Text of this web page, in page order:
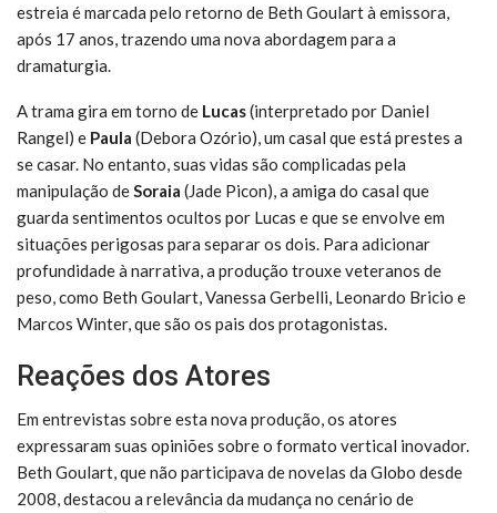
estreia é marcada pelo retorno de Beth Goulart à emissora,
após 17 anos, trazendo uma nova abordagem para a
dramaturgia.
A trama gira em torno de Lucas(interpretado por Daniel
Rangel) e Paula (Debora Ozório), um casal que está prestes a
se casar. No entanto, suas vidas são complicadas pela
manipulação deSoraia (Jade Picon), a amiga do casal que
guarda sentimentos ocultos por Lucas e que se envolve em
situações perigosas para separar os dois. Para adicionar
profundidade à narrativa, a produção trouxe veteranos de
peso, como Beth Goulart, Vanessa Gerbelli, Leonardo Bricio e
Marcos Winter, que são os pais dos protagonistas.
Reações dos Atores
Em entrevistas sobre esta nova produção, os atores
expressaram suas opiniões sobre o formato vertical inovador.
Beth Goulart, que não participava de novelas da Globo desde
2008, destacou a relevância da mudança no cenário de